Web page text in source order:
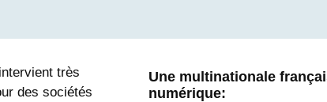
très
des sociétés
Une multinationale
numérique: